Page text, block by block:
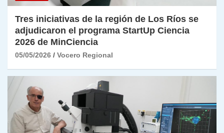
Tres iniciativas de la región de Los Ríos se
adjudicaron el programa StartUp Ciencia
2026 de MinCiencia
05/05/2026 Vocero Regional